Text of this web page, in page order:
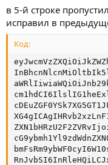
в 5-й строке
исправил в
Код: